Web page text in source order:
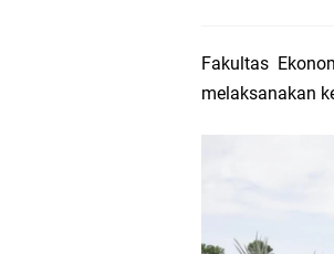
Fakultas
melaksanakan